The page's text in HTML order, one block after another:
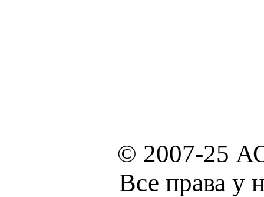
© 2007-25
Все права у